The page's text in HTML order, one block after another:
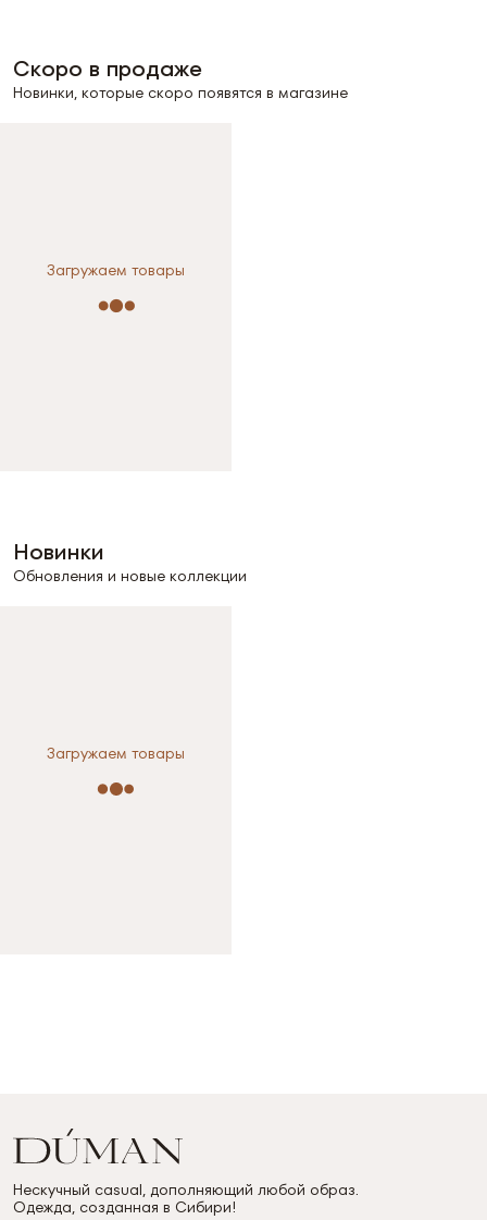
Скоро в продаже
Новинки, которые скоро появятся в магазине
Загружаем товары
Новинки
Обновления и новые коллекции
Загружаем товары
Нескучный casual, дополняющий любой образ.
Одежда, созданная в Сибири!